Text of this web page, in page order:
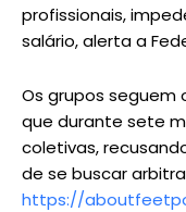
profissionais,
salário, alerta a
Os grupos
que durante sete
coletivas,
de se buscar
https://